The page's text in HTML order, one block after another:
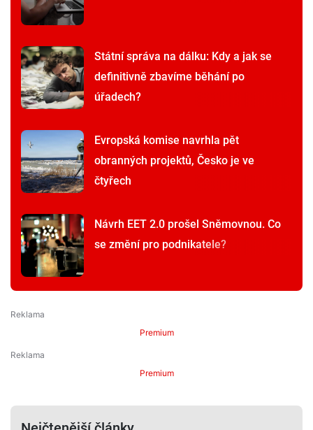
Státní správa na dálku: Kdy a jak se
definitivně zbavíme běhání po
úřadech?
Evropská komise navrhla pět
obranných projektů, Česko je ve
čtyřech
Návrh EET 2.0 prošel Sněmovnou. Co
se změní pro podnikatele?
Premium
Premium